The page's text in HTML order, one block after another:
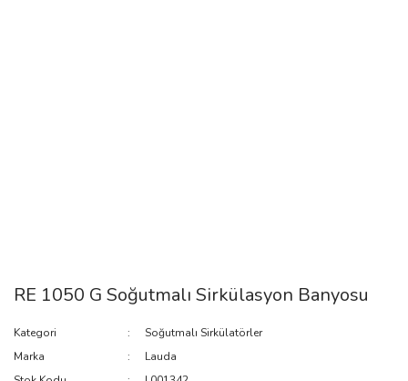
RE 1050 G Soğutmalı Sirkülasyon Banyosu
Kategori
Soğutmalı Sirkülatörler
Marka
Lauda